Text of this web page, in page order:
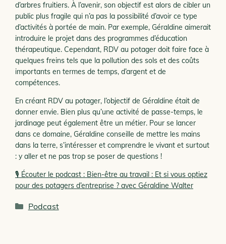
d’arbres fruitiers. À l’avenir, son objectif est alors de cibler un
public plus fragile qui n’a pas la possibilité d’avoir ce type
d’activités à portée de main. Par exemple, Géraldine aimerait
introduire le projet dans des programmes d’éducation
thérapeutique. Cependant, RDV au potager doit faire face à
quelques freins tels que la pollution des sols et des coûts
importants en termes de temps, d’argent et de
compétences.
En créant RDV au potager, l’objectif de Géraldine était de
donner envie. Bien plus qu’une activité de passe-temps, le
jardinage peut également être un métier. Pour se lancer
dans ce domaine, Géraldine conseille de mettre les mains
dans la terre, s’intéresser et comprendre le vivant et surtout
: y aller et ne pas trop se poser de questions !
🎙 Écouter le podcast : Bien-être au travail : Et si vous optiez
pour des potagers d’entreprise ? avec Géraldine Walter
Catégories
Podcast